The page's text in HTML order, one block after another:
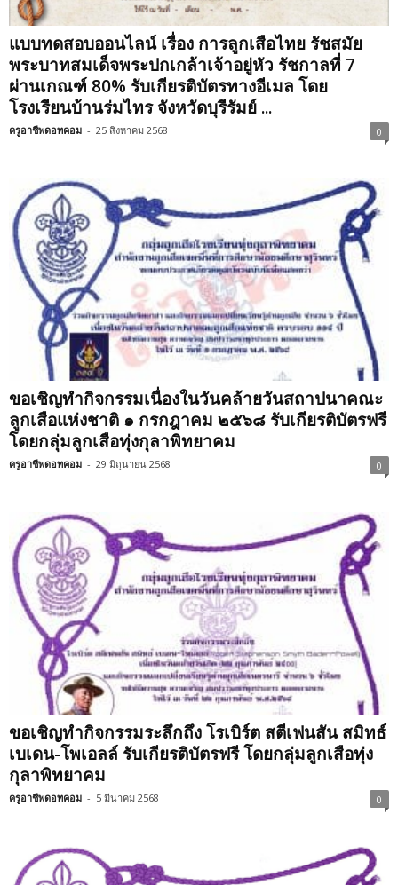
แบบทดสอบออนไลน์ เรื่อง การลูกเสือไทย รัชสมัย
พระบาทสมเด็จพระปกเกล้าเจ้าอยู่หัว รัชกาลที่ 7
ผ่านเกณฑ์ 80% รับเกียรติบัตรทางอีเมล โดย
โรงเรียนบ้านร่มไทร จังหวัดบุรีรัมย์ ...
ครูอาชีพดอทคอม - 25 สิงหาคม 2568 0
ขอเชิญทำกิจกรรมเนื่องในวันคล้ายวันสถาปนาคณะ
ลูกเสือแห่งชาติ ๑ กรกฎาคม ๒๕๖๘ รับเกียรติบัตรฟรี
โดยกลุ่มลูกเสือทุ่งกุลาพิทยาคม
ครูอาชีพดอทคอม - 29 มิถุนายน 2568 0
ขอเชิญทำกิจกรรมระลึกถึง โรเบิร์ต สตีเฟนสัน สมิทธ์
เบเดน-โพเอลล์ รับเกียรติบัตรฟรี โดยกลุ่มลูกเสือทุ่ง
กุลาพิทยาคม
ครูอาชีพดอทคอม - 5 มีนาคม 2568 0